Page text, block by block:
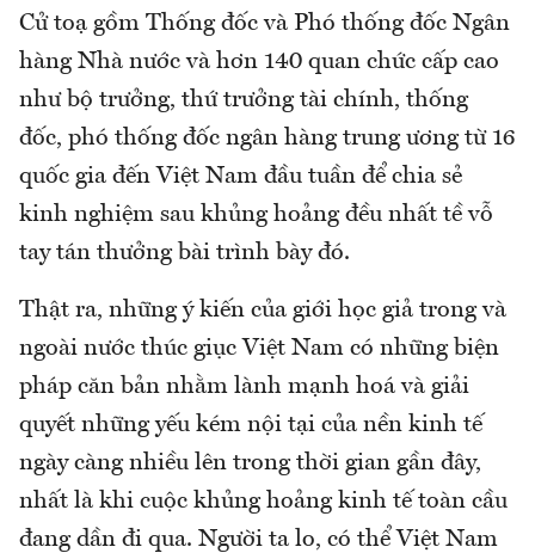
Cử toạ gồm Thống đốc và Phó thống đốc Ngân
hàng Nhà nước và hơn 140 quan chức cấp cao
như bộ trưởng, thứ trưởng tài chính, thống
đốc, phó thống đốc ngân hàng trung ương từ 16
quốc gia đến Việt Nam đầu tuần để chia sẻ
kinh nghiệm sau khủng hoảng đều nhất tề vỗ
tay tán thưởng bài trình bày đó.
Thật ra, những ý kiến của giới học giả trong và
ngoài nước thúc giục Việt Nam có những biện
pháp căn bản nhằm lành mạnh hoá và giải
quyết những yếu kém nội tại của nền kinh tế
ngày càng nhiều lên trong thời gian gần đây,
nhất là khi cuộc khủng hoảng kinh tế toàn cầu
đang dần đi qua. Người ta lo, có thể Việt Nam